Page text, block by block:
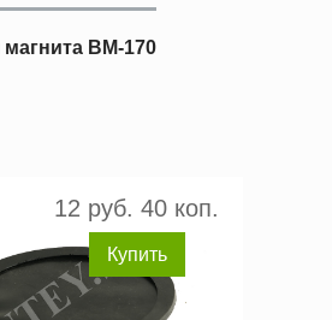
BM-170
12 руб. 40 коп.
Купить